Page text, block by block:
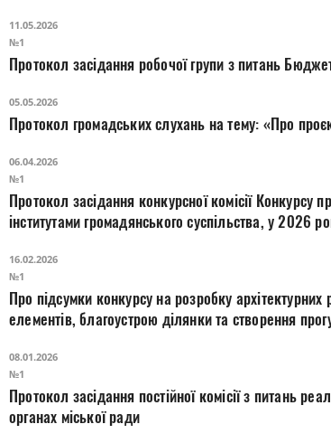
11.05.2026
№1
Протокол засідання робочої групи з питань
05.05.2026
06.04.2026
№1
Протокол засідання конкурсної комісії Конкурсу проєктів соціального спрямування,
інститутами громадянського суспільства, у 2026
16.02.2026
№1
Про підсумки конкурсу на розробку
елементів, благоустрою ділянки та створення
08.01.2026
№1
Протокол засідання постійної комісії з питань реалізації державної регуляторної політики у виконавчих
органах міської ради